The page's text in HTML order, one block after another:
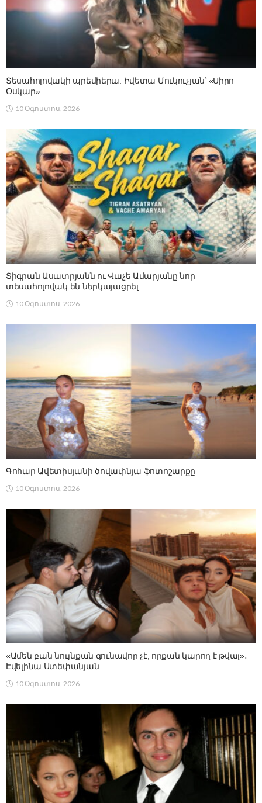
Տեսահոլովակի պրեմիերա. Իվետա Մուկուչյան՝ «Սիրո
Օսկար»
10 Օգոստոս, 2026
Տիգրան Ասատրյանն ու Վաչե Ամարյանը նոր
տեսահոլովակ են ներկայացրել
10 Օգոստոս, 2026
Գոհար Ավետիսյանի ծովափնյա ֆոտոշարքը
10 Օգոստոս, 2026
«Ամեն բան նույնքան գունավոր չէ, որքան կարող է թվալ»․
Էվելինա Ստեփանյան
10 Օգոստոս, 2026